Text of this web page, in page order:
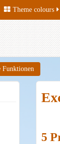
Theme colours
Funktionen
5